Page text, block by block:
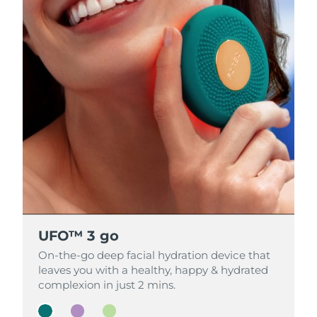
UFO™ 3 go
On-the-go deep facial hydration device that
leaves you with a healthy, happy & hydrated
complexion in just 2 mins.
UFO™ 3 go
On-the-go deep facial hydration device that
leaves you with a healthy, happy & hydrated
complexion in just 2 mins.
UFO™ 3 go
On-the-go deep facial hydration device that
leaves you with a healthy, happy & hydrated
complexion in just 2 mins.